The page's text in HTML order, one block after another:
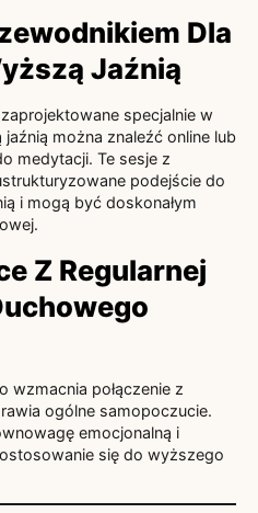
Dla
Jaźnią
specjalnie w
można znaleźć online lub
medytacji. Te sesje z
podejście do
i mogą być doskonałym
Z Regularnej
wzmacnia połączenie z
ogólne samopoczucie.
emocjonalną i
się do wyższego